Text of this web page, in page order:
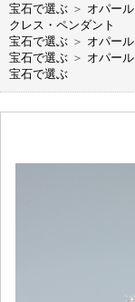
宝石で選ぶ ＞ オパール
クレス・ペンダント
宝石で選ぶ ＞ オパール
宝石で選ぶ ＞ オパール
宝石で選ぶ